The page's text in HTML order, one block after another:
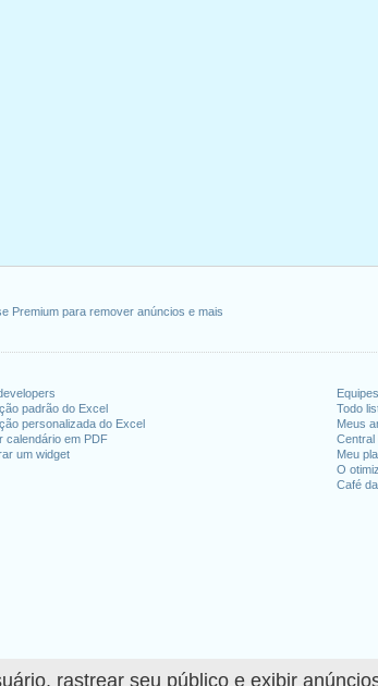
rastrear seu público e exibir
Premium para remover anúncios e mais
padrão do Excel
personalizada do Excel
calendário em PDF
um widget
Equipes
Todo
Meus
Central
Meu
O
Café